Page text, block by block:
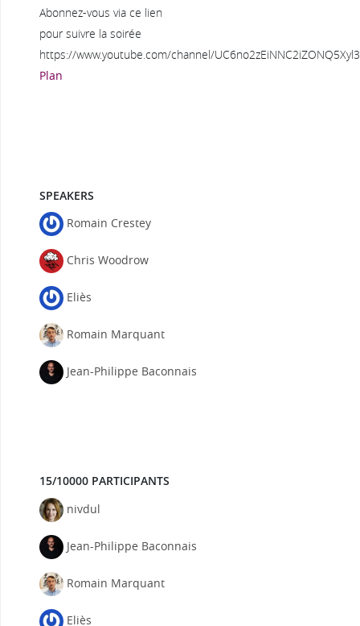
Abonnez-vous via ce lien
pour suivre la soirée
https://www.youtube.com/channel/
Plan
SPEAKERS
Romain Crestey
Chris Woodrow
Eliès
Romain Marquant
Jean-Philippe Baconnais
15/10000 PARTICIPANTS
nivdul
Jean-Philippe Baconnais
Romain Marquant
Eliès